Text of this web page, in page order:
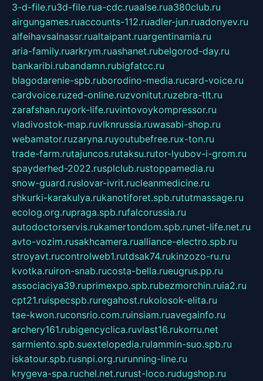
3-d-file.ru3d-file.rua-cdc.ruaalse.rua380club.ru
airgungames.ruaccounts-112.ruadler-jun.ruadonyev.ru
alfeihavsalnassr.rualtaipant.ruargentinamia.ru
aria-family.ruarkrym.ruashanet.rubelgorod-day.ru
bankaribi.rubandamn.rubigfatcc.ru
blagodarenie-spb.ruborodino-media.rucard-voice.ru
cardvoice.ruzed-online.ruzvonitut.ruzebra-tlt.ru
zarafshan.ruyork-life.ruvintovoykompressor.ru
vladivostok-map.ruvlknrussia.ruwasabi-shop.ru
webamator.ruzaryna.ruyoutubefree.rux-ton.ru
trade-farm.rutajuncos.rutaksu.rutor-lyubov-i-grom.ru
spayderhed-2022.rusplclub.rustoppamedia.ru
snow-guard.ruslovar-ivrit.rucleanmedicine.ru
shkurki-karakulya.rukanotiforet.spb.rututmassage.ru
ecolog.org.rupraga.spb.rufalcorussia.ru
autodoctorservis.rukamertondom.spb.runet-life.net.ru
avto-vozim.rusakhcamera.rualliance-electro.spb.ru
stroyavt.rucontrolweb1.rutdsak74.rukinzozo-ru.ru
kvotka.ruiron-snab.rucosta-bella.rueugrus.pp.ru
associaciya39.ruprimexpo.spb.rubezmorchin.ruia2.ru
cpt21.ruispecspb.ruregahost.rukolosok-elita.ru
tae-kwon.ruconsrio.com.ruinsiam.ruavegainfo.ru
archery161.rubigencyclica.ruvlast16.rukorru.net
sarmiento.spb.suextelopedia.rulammin-suo.spb.ru
iskatour.spb.rusnpi.org.rurunning-line.ru
krygeva-spa.ruchel.net.rurust-loco.rudugshop.ru